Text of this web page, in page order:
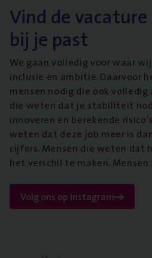
Vind de
bij je past
We gaan volledig voor waar
inclusie en ambitie. Daarvoor
mensen nodig die ook
die weten dat je stabiliteit
innoveren en berekende
weten dat deze job meer is
cijfers. Mensen die weten dat
het verschil te maken. Mensen
Volg ons op instagram